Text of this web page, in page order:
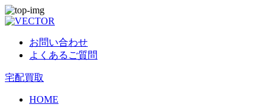
お問い合わせ
よくあるご質問
宅配買取
HOME